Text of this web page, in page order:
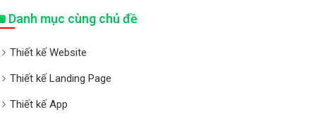
Danh mục cùng chủ đề
Thiết kế Website
Thiết kế Landing Page
Thiết kế App